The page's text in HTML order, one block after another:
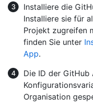
Installiere die
Installiere sie für
Projekt zugreifen
finden Sie unter
App.
Die ID der GitHub
Organisation